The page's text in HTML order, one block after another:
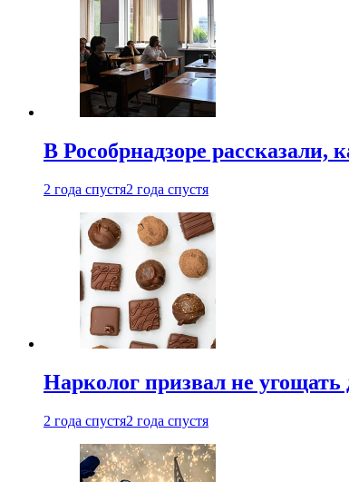
В Рособрнадзоре рассказали,
2 года спустя2 года спустя
Нарколог призвал не
2 года спустя2 года спустя